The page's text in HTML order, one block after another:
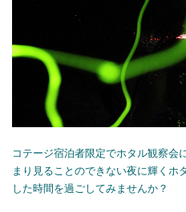
コテージ宿泊者限定でホタル観察会
まり見ることのできない夜に輝くホ
した時間を過ごしてみませんか？